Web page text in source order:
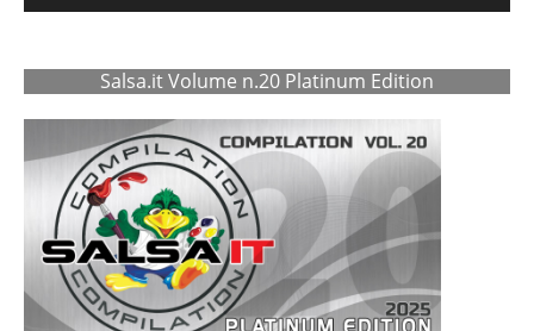
Salsa.it Volume n.20 Platinum Edition